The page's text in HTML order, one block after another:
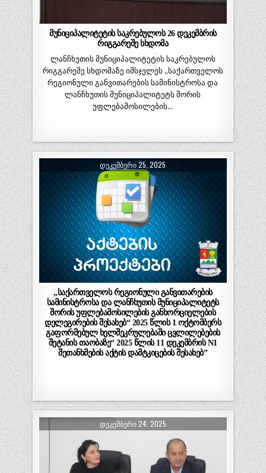
მუნიციპალიტეტის საკრებულოს 26 დეკემბრის
რიგგარეშე სხდომა
ლანჩხუთის მუნიციპალიტეტის საკრებულოს
რიგგარეშე სხდომაზე იმსჯელეს „საქართველოს
რეგიონული განვითარების სამინისტროსა და
ლანჩხუთის მუნიციპალიტეტს შორის
უფლებამოსილების…
ᲓᲔᲙᲔᲛᲑᲔᲠᲘ 25, 2025
„საქართველოს რეგიონული განვითარების
სამინისტროსა და ლანჩხუთის მუნიციპალიტეტს
შორის უფლებამოსილების განხორციელების
დელეგირების შესახებ“ 2025 წლის 1 ოქტომბერს
გაფორმებულ ხელშეკრულებაში ცვლილებების
შეტანის თაობაზე“ 2025 წლის 11 დეკემბრის N1
შეთანხმების აქტის დამტკიცების შესახებ”
ᲓᲔᲙᲔᲛᲑᲔᲠᲘ 24, 2025